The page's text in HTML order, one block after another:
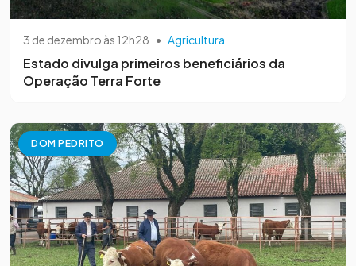
3 de dezembro às 12h28 • Agricultura
Estado divulga primeiros beneficiários da
Operação Terra Forte
DOM PEDRITO